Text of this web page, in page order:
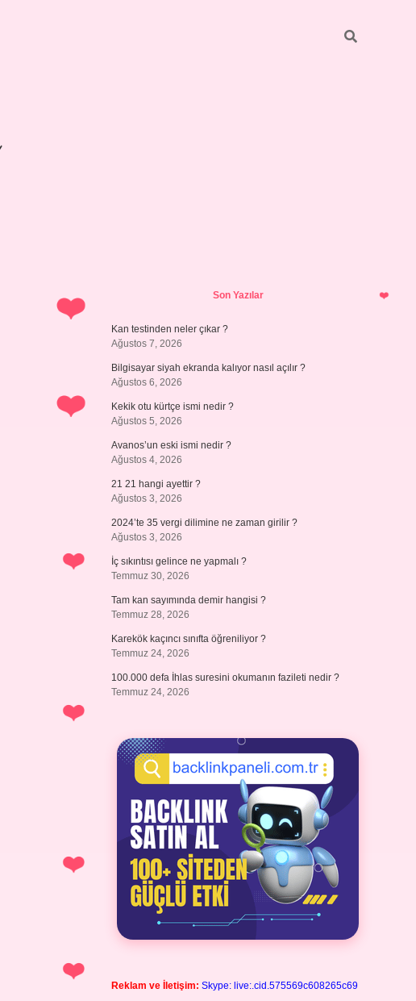
SidebarSon Yazılar
Kan testinden neler çıkar ?
Ağustos 7, 2026
Bilgisayar siyah ekranda kalıyor nasıl açılır ?
Ağustos 6, 2026
Kekik otu kürtçe ismi nedir ?
Ağustos 5, 2026
Avanos’un eski ismi nedir ?
Ağustos 4, 2026
21 21 hangi ayettir ?
Ağustos 3, 2026
2024’te 35 vergi dilimine ne zaman girilir ?
Ağustos 3, 2026
İç sıkıntısı gelince ne yapmalı ?
Temmuz 30, 2026
Tam kan sayımında demir hangisi ?
Temmuz 28, 2026
Karekök kaçıncı sınıfta öğreniliyor ?
Temmuz 24, 2026
100.000 defa İhlas suresini okumanın fazileti nedir ?
Temmuz 24, 2026
Reklam ve İletişim: Skype: live:.cid.575569c608265c69